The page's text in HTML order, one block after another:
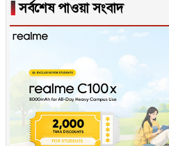
▐সর্বশেষ পাওয়া সংবাদ